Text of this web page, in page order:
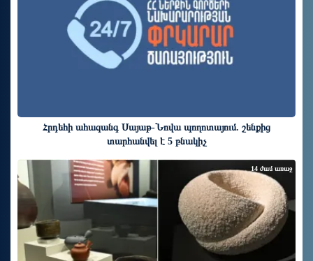
Հրդեհի ահազանգ Սայաթ-Նովա պողոտայում. շենքից
տարհանվել է 5 բնակիչ
14 ժամ առաջ